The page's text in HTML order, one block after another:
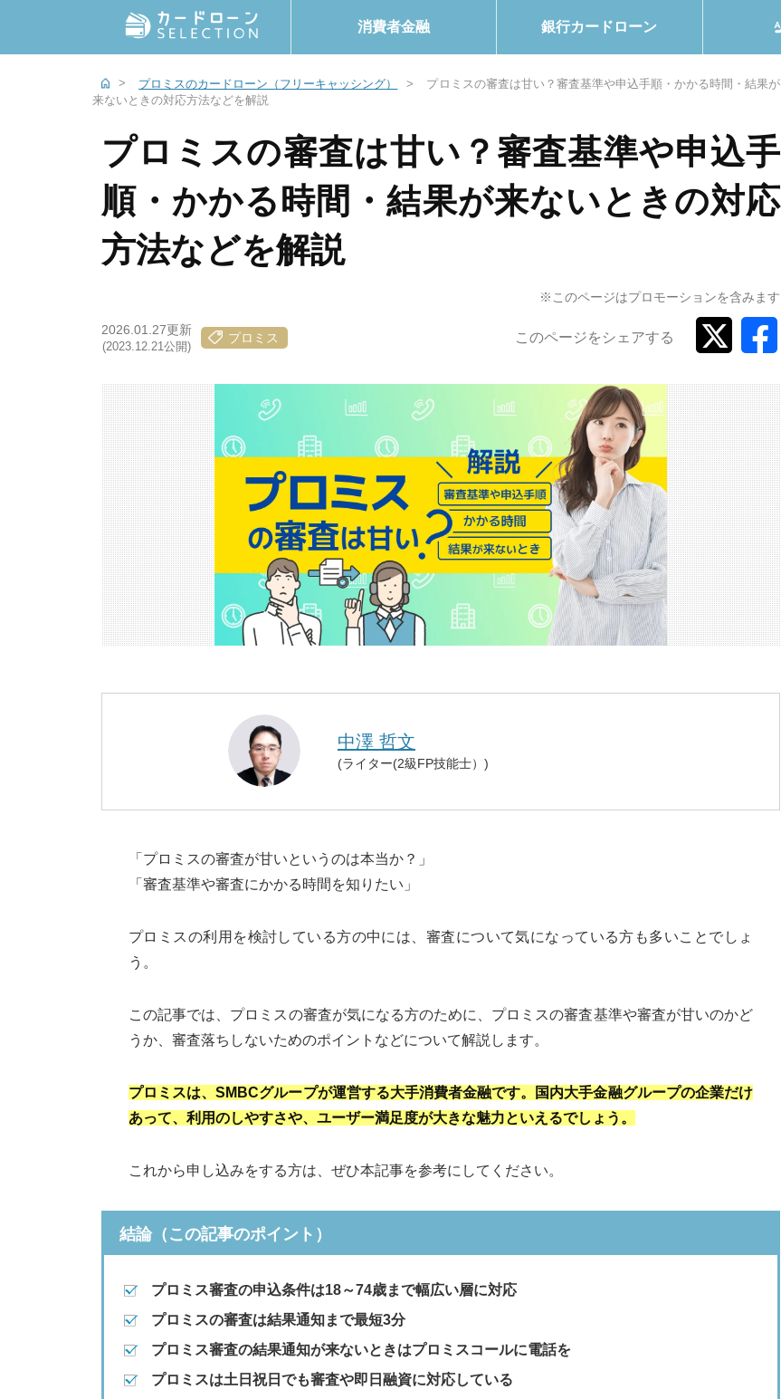
消費者金融 銀行カードローン
プロミスのカードローン（フリーキャッシング）
プロミスの審査は甘い？審査基準や申込手順・かかる時間・結果が
来ないときの対応方法などを解説
プロミスの審査は甘い？審査基準や申込手
順・かかる時間・結果が来ないときの対応
方法などを解説
※このページはプロモーションを含みます
2026.01.27更新
(2023.12.21公開)
プロミス このページをシェアする
中澤 哲文
(ライター(2級FP技能士）)
「プロミスの審査が甘いというのは本当か？」
「審査基準や審査にかかる時間を知りたい」
プロミスの利用を検討している方の中には、審査について気になっている方も多いことでしょ
う。
この記事では、プロミスの審査が気になる方のために、プロミスの審査基準や審査が甘いのかど
うか、審査落ちしないためのポイントなどについて解説します。
プロミスは、SMBCグループが運営する大手消費者金融です。国内大手金融グループの企業だけ
あって、利用のしやすさや、ユーザー満足度が大きな魅力といえるでしょう。
これから申し込みをする方は、ぜひ本記事を参考にしてください。
結論（この記事のポイント）
プロミス審査の申込条件は18～74歳まで幅広い層に対応
プロミスの審査は結果通知まで最短3分
プロミス審査の結果通知が来ないときはプロミスコールに電話を
プロミスは土日祝日でも審査や即日融資に対応している